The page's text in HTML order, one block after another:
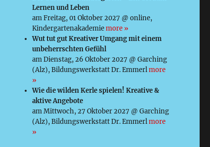
Lernen und Leben
am Freitag, 01 Oktober 2027 @ online,
Kindergartenakademiemore »
Wut tut gut Kreativer Umgang mit einem
unbeherrschten Gefühl
am Dienstag, 26 Oktober 2027 @ Garching
(Alz), Bildungswerkstatt Dr. Emmerlmore
»
Wie die wilden Kerle spielen! Kreative &
aktive Angebote
am Mittwoch, 27 Oktober 2027 @ Garching
(Alz), Bildungswerkstatt Dr. Emmerlmore
»